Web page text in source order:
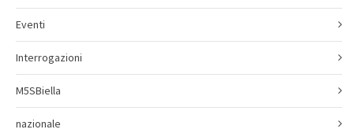
Eventi
Interrogazioni
M5SBiella
nazionale